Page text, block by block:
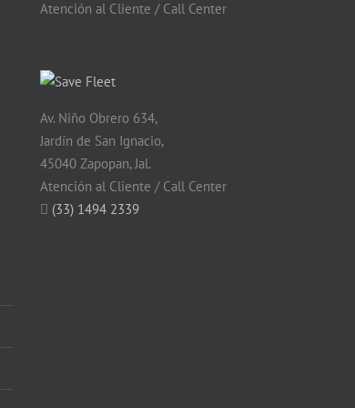
Atención al Cliente / Call Center
Av. Niño Obrero 634,
Jardín de San Ignacio,
45040 Zapopan, Jal.
Atención al Cliente / Call Center
(33) 1494 2339